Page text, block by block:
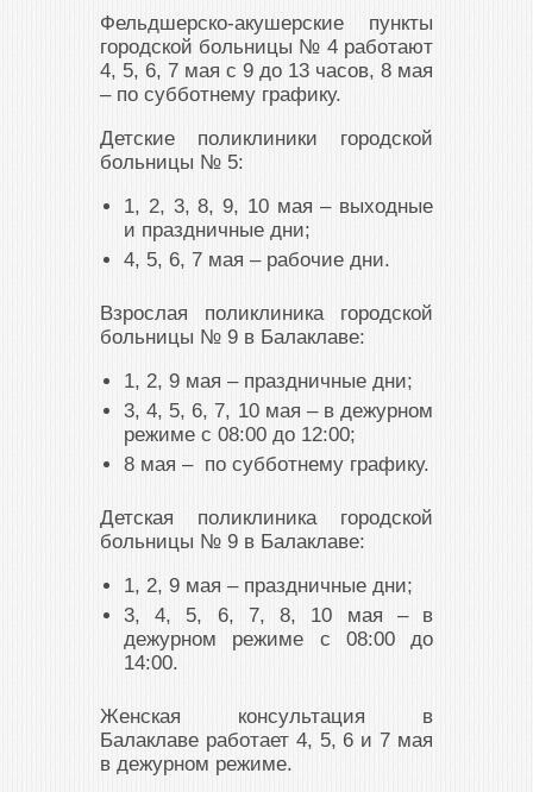
Фельдшерско-акушерские пункты
городской больницы № 4 работают
4, 5, 6, 7 мая с 9 до 13 часов, 8 мая
– по субботнему графику.
Детские поликлиники городской
больницы № 5:
1, 2, 3, 8, 9, 10 мая – выходные
и праздничные дни;
4, 5, 6, 7 мая – рабочие дни.
Взрослая поликлиника городской
больницы № 9 в Балаклаве:
1, 2, 9 мая – праздничные дни;
3, 4, 5, 6, 7, 10 мая – в дежурном
режиме с 08:00 до 12:00;
8 мая – по субботнему графику.
Детская поликлиника городской
больницы № 9 в Балаклаве:
1, 2, 9 мая – праздничные дни;
3, 4, 5, 6, 7, 8, 10 мая – в
дежурном режиме с 08:00 до
14:00.
Женская консультация в
Балаклаве работает 4, 5, 6 и 7 мая
в дежурном режиме.